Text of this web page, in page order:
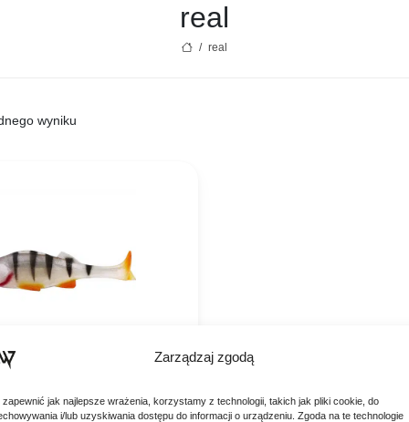
Zarządzaj zgodą
zapewnić jak najlepsze wrażenia, korzystamy z technologii, takich jak pliki cookie, do
i/lub uzyskiwania dostępu do informacji o urządzeniu. Zgoda na te technologie
real
/ real
wyniku
Original Perch